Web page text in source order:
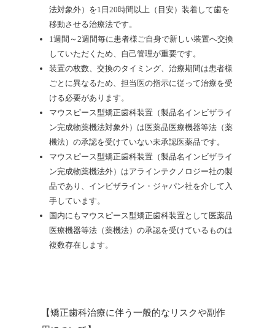
法対象外）を1日20時間以上（目安）装着して歯を
移動させる治療法です。
1週間～2週間毎に患者様ご自身で新しい装置へ交換
していただくため、自己管理が重要です。
装置の枚数、交換のタイミング、治療期間は患者様
ごとに異なるため、担当医の指示に従って治療を受
ける必要があります。
マウスピース型矯正歯科装置（製品名インビザライ
ン完成物薬機法対象外）は医薬品医療機器等法（薬
機法）の承認を受けていない未承認医薬品です。
マウスピース型矯正歯科装置（製品名インビザライ
ン完成物薬機法外）はアラインテクノロジー社の製
品であり、インビザライン・ジャパン社を介して入
手しています。
国内にもマウスピース型矯正歯科装置として医薬品
医療機器等法（薬機法）の承認を受けているものは
複数存在します。
【矯正歯科治療に伴う一般的なリスクや副作